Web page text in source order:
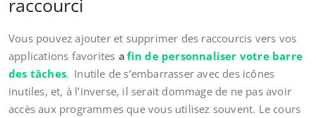
Vous pouvez ajouter et supprimer des raccourcis vers vos
applications favorites a fin de personnaliser votre barre
des tâches. Inutile de s’embarrasser avec des icônes
inutiles, et, à l’inverse, il serait dommage de ne pas avoir
accès aux programmes que vous utilisez souvent. Le cours